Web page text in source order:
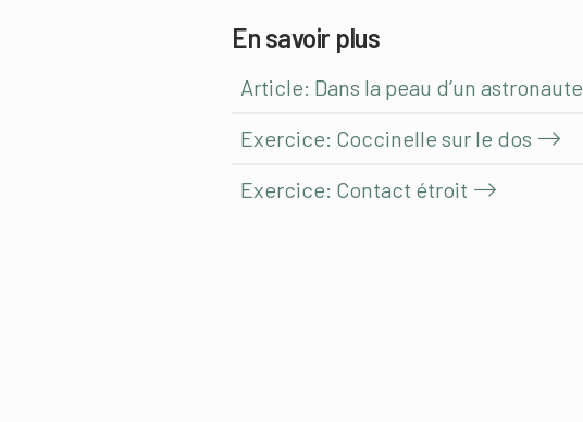
En savoir plus
Article: Dans la peau d’un astronaute
Exercice: Coccinelle sur le dos
Exercice: Contact étroit